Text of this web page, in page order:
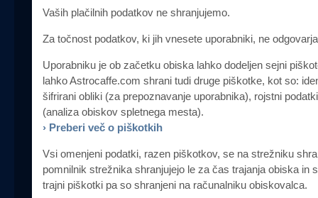
Vaših plačilnih podatkov ne shranjujemo.
Za točnost podatkov, ki jih vnesete uporabniki, ne
Uporabniku je ob začetku obiska lahko dodeljen sejni
lahko Astrocaffe.com shrani tudi druge piškotke, kot so:
šifrirani obliki (za prepoznavanje uporabnika), rojstni
(analiza obiskov spletnega mesta).
› Preberi več o piškotkih
Vsi omenjeni podatki, razen piškotkov, se na strežniku
pomnilnik strežnika shranjujejo le za čas trajanja obiska in
trajni piškotki pa so shranjeni na računalniku obiskovalca.